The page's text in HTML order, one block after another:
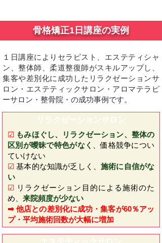
骨格矯正1日講座の実例
１日講座により セラピスト、エステティシャ
ン、整体師、柔道整復師がスキルアップし、
集客や差別化に成功したリラクゼーションサ
ロン・エステティックサロン・アロマテラピ
ーサロン・整骨院・の成功事例です。
​リラクゼーションサロン
☑ もみほぐし、リラクゼーション、整体の
区別が曖昧で特色がなく
、価格競争につい
ていけない
☑ 基本的な知識が乏しく、施術に自信がな
い
☑ リラクゼーション目的による施術のた
め、 来院頻度が少ない
➡ 他店との差別化に成功・集客が60％アッ
プ・平均施術回数が大幅に増加